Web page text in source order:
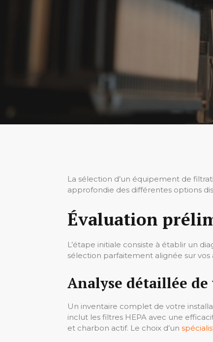
La sélection d’un équipement de
approfondie des différentes options
Évaluation
L’étape initiale consiste à établir un
sélection parfaitement alignée sur
Analyse détaillée
Un inventaire complet de votre
inclut les filtres HEPA avec une
et charbon actif. Le choix d’un